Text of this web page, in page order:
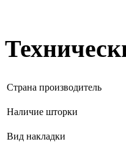
Страна производитель
Наличие шторки
Вид накладки